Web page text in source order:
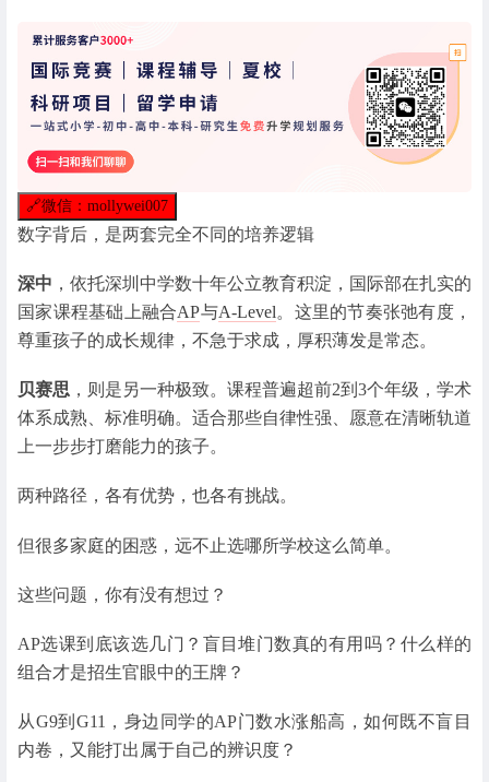
🔗微信：mollywei007
数字背后，是两套完全不同的培养逻辑
深中 ，依托深圳中学数十年公立教育积淀，国际部在扎实的
国家课程基础上融合AP与A-Level。这里的节奏张弛有度，
尊重孩子的成长规律，不急于求成，厚积薄发是常态。
贝赛思 ，则是另一种极致。课程普遍超前2到3个年级，学术
体系成熟、标准明确。适合那些自律性强、愿意在清晰轨道
上一步步打磨能力的孩子。
两种路径，各有优势，也各有挑战。
但很多家庭的困惑，远不止选哪所学校这么简单。
这些问题，你有没有想过？
AP选课到底该选几门？盲目堆门数真的有用吗？什么样的
组合才是招生官眼中的王牌？
从G9到G11，身边同学的AP门数水涨船高，如何既不盲目
内卷，又能打出属于自己的辨识度？